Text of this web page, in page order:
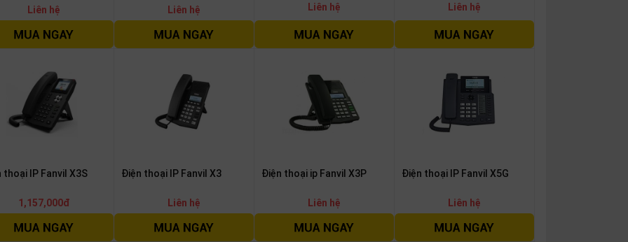
Liên hệ Liên hệ Liên hệ Liên hệ
thoại IP Fanvil X3S
1,157,000đ
Điện thoại IP Fanvil X3
Liên hệ
Điện thoại ip Fanvil X3P
Liên hệ
Điện thoại IP Fanvil X5G
Liên hệ